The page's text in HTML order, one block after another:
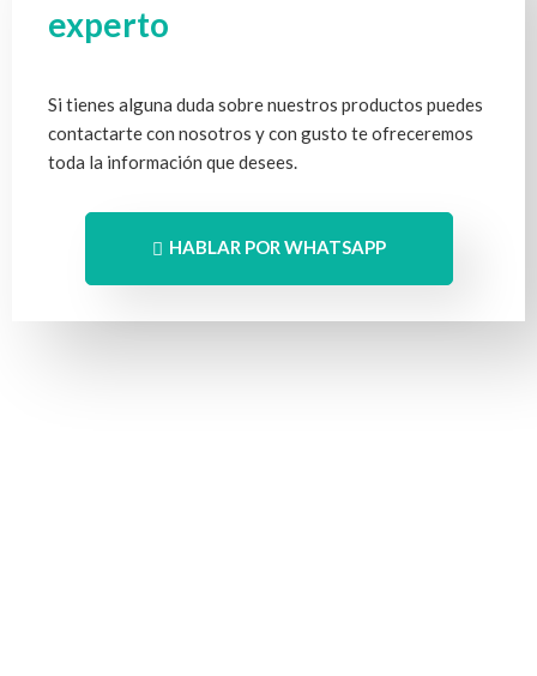
experto
Si tienes alguna duda sobre nuestros productos puedes
contactarte con nosotros y con gusto te ofreceremos
toda la información que desees.
HABLAR POR WHATSAPP